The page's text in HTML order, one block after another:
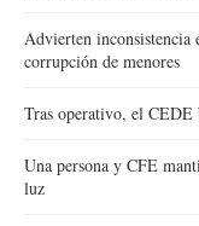
Advierten inconsistencia
corrupción de menores
Tras operativo, el CEDE
Una persona y CFE
luz